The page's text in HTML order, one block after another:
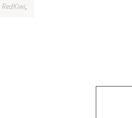
RedKiwi,